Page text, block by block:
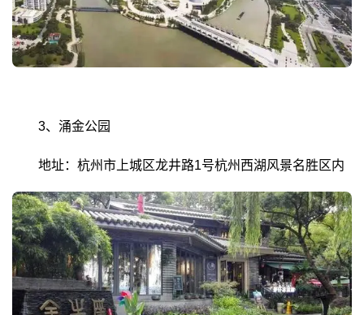
3、涌金公园
地址：杭州市上城区龙井路1号杭州西湖风景名胜区内